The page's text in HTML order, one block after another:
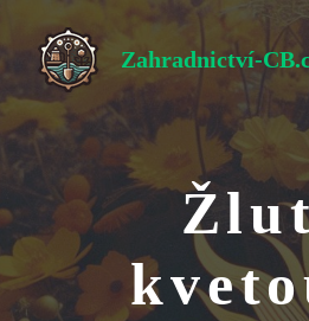
obsah
Zahradnictví-